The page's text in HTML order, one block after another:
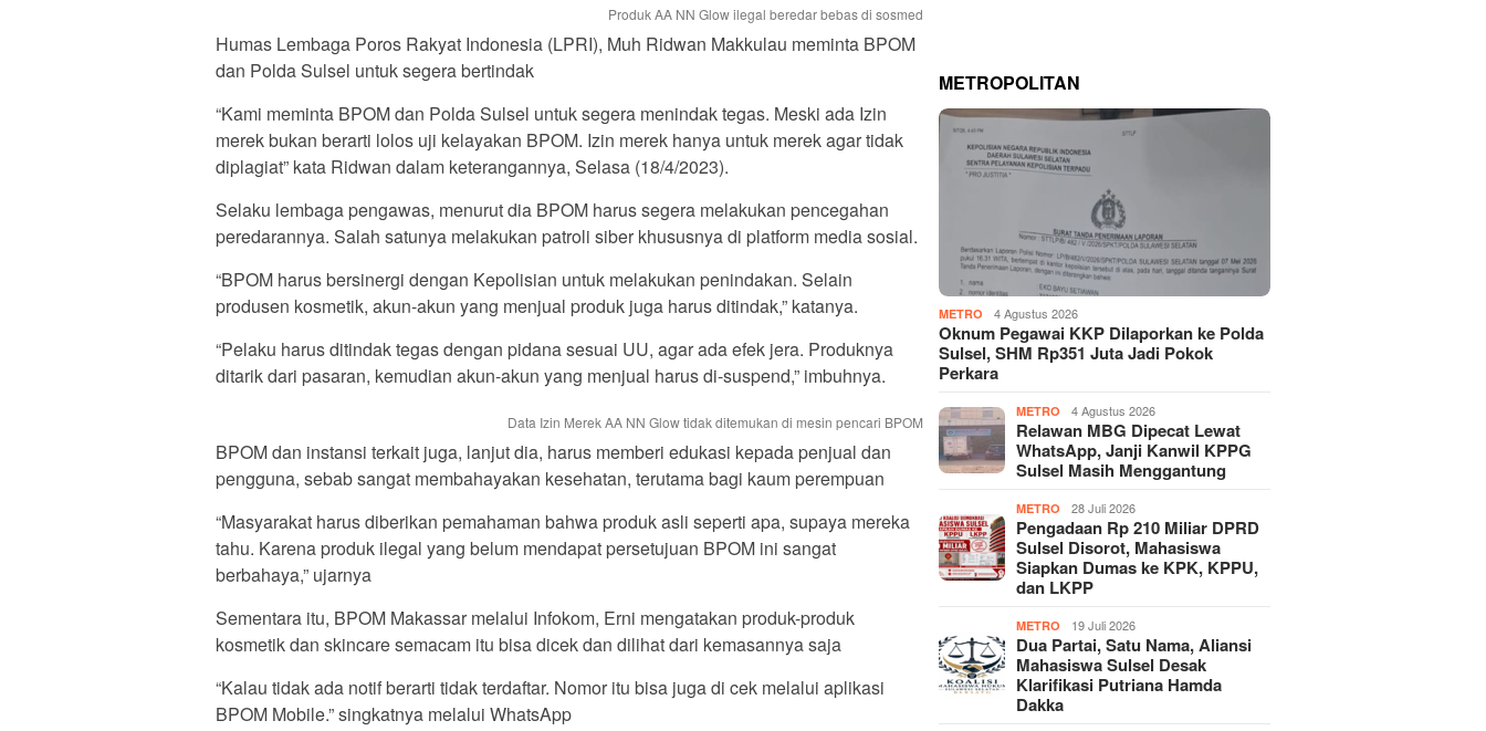
Produk AA NN Glow ilegal beredar bebas di sosmed
Humas Lembaga Poros Rakyat Indonesia (LPRI), Muh Ridwan Makkulau meminta BPOM
dan Polda Sulsel untuk segera bertindak
“Kami meminta BPOM dan Polda Sulsel untuk segera menindak tegas. Meski ada Izin
merek bukan berarti lolos uji kelayakan BPOM. Izin merek hanya untuk merek agar tidak
diplagiat” kata Ridwan dalam keterangannya, Selasa (18/4/2023).
Selaku lembaga pengawas, menurut dia BPOM harus segera melakukan pencegahan
peredarannya. Salah satunya melakukan patroli siber khususnya di platform media sosial.
“BPOM harus bersinergi dengan Kepolisian untuk melakukan penindakan. Selain
produsen kosmetik, akun-akun yang menjual produk juga harus ditindak,” katanya.
“Pelaku harus ditindak tegas dengan pidana sesuai UU, agar ada efek jera. Produknya
ditarik dari pasaran, kemudian akun-akun yang menjual harus di-suspend,” imbuhnya.
Data Izin Merek AA NN Glow tidak ditemukan di mesin pencari BPOM
BPOM dan instansi terkait juga, lanjut dia, harus memberi edukasi kepada penjual dan
pengguna, sebab sangat membahayakan kesehatan, terutama bagi kaum perempuan
“Masyarakat harus diberikan pemahaman bahwa produk asli seperti apa, supaya mereka
tahu. Karena produk ilegal yang belum mendapat persetujuan BPOM ini sangat
berbahaya,” ujarnya
Sementara itu, BPOM Makassar melalui Infokom, Erni mengatakan produk-produk
kosmetik dan skincare semacam itu bisa dicek dan dilihat dari kemasannya saja
“Kalau tidak ada notif berarti tidak terdaftar. Nomor itu bisa juga di cek melalui aplikasi
BPOM Mobile.” singkatnya melalui WhatsApp
METROPOLITAN
METRO 4 Agustus 2026
Oknum Pegawai KKP Dilaporkan ke Polda
Sulsel, SHM Rp351 Juta Jadi Pokok
Perkara
METRO 4 Agustus 2026
Relawan MBG Dipecat Lewat
WhatsApp, Janji Kanwil KPPG
Sulsel Masih Menggantung
METRO 28 Juli 2026
Pengadaan Rp 210 Miliar DPRD
Sulsel Disorot, Mahasiswa
Siapkan Dumas ke KPK, KPPU,
dan LKPP
METRO 19 Juli 2026
Dua Partai, Satu Nama, Aliansi
Mahasiswa Sulsel Desak
Klarifikasi Putriana Hamda
Dakka